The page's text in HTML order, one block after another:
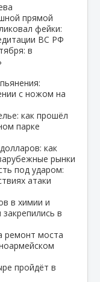
прямой
фейки:
ВС РФ
в
с ножом на
как прошёл
парке
как
рынки
под ударом:
атаки
в химии и
в
ремонт моста
пройдёт в